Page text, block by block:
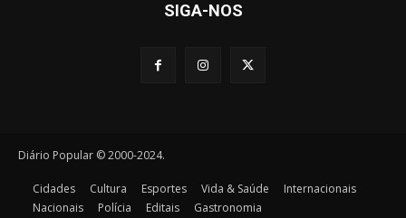
SIGA-NOS
Diário Popular © 2000-2024.
Cidades Cultura Esportes Vida & Saúde
Internacionais
Nacionais
Polícia Editais Gastronomia